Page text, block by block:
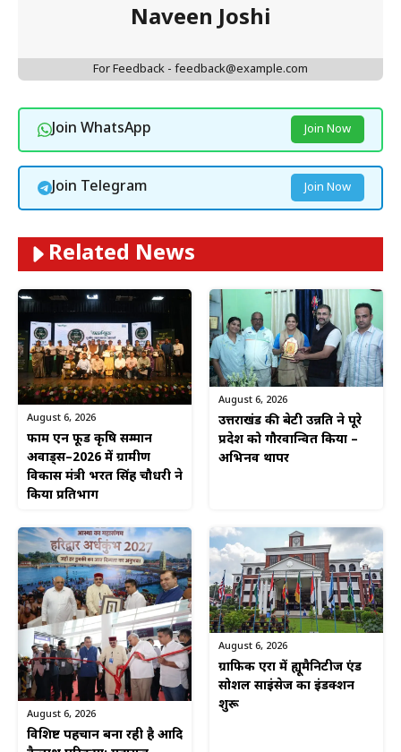
Naveen Joshi
For Feedback - feedback@example.com
Join WhatsApp Join Now
Join Telegram Join Now
Related News
August 6, 2026
फार्म एन फूड कृषि सम्मान
अवार्ड्स–2026 में ग्रामीण
विकास मंत्री भरत सिंह चौधरी ने
किया प्रतिभाग
August 6, 2026
उत्तराखंड की बेटी उन्नति ने पूरे
प्रदेश को गौरवान्वित किया –
अभिनव थापर
August 6, 2026
विशिष्ट पहचान बना रही है आदि
August 6, 2026
ग्राफिक एरा में ह्यूमैनिटीज एंड
सोशल साइंसेज का इंडक्शन
शुरू